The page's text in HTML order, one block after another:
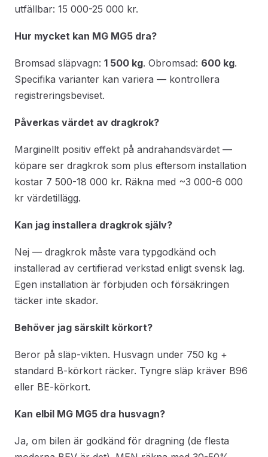
utfällbar: 15 000-25 000 kr.
Hur mycket kan MG MG5 dra?
Bromsad släpvagn: 1 500 kg. Obromsad: 600 kg.
Specifika varianter kan variera — kontrollera
registreringsbeviset.
Påverkas värdet av dragkrok?
Marginellt positiv effekt på andrahandsvärdet —
köpare ser dragkrok som plus eftersom installation
kostar 7 500-18 000 kr. Räkna med ~3 000-6 000
kr värdetillägg.
Kan jag installera dragkrok själv?
Nej — dragkrok måste vara typgodkänd och
installerad av certifierad verkstad enligt svensk lag.
Egen installation är förbjuden och försäkringen
täcker inte skador.
Behöver jag särskilt körkort?
Beror på släp-vikten. Husvagn under 750 kg +
standard B-körkort räcker. Tyngre släp kräver B96
eller BE-körkort.
Kan elbil MG MG5 dra husvagn?
Ja, om bilen är godkänd för dragning (de flesta